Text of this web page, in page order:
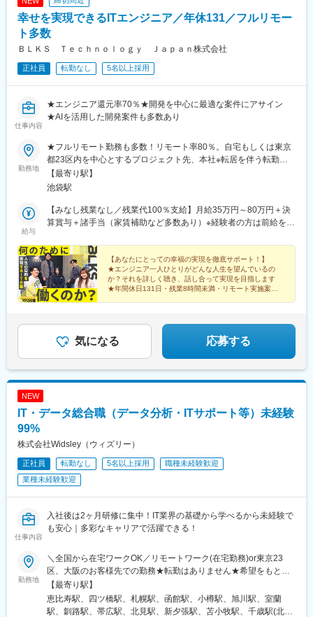
■業務詳細
・競合分析やプロダクトの優位性検証、戦略立案
・プロジェクト計画（スコープ定義、WBS、スケジュール策定）
・要件定義・詳細仕様整理、エンジニア／デザイナー／ビジネス
・進捗・課題・リスク・品質管理の推進
・プロジェクト成果の効果検証、改善提案・プロセス最適化
当社はDMMチャットブーストCVというサービスを皮切りに一気
に拡大フェーズへと向かっており、複数のプロダクトを並行して
育てていく“第二創業期”に突入しました。新規事業のため詳細を求
人に記載することはできませんが、次の柱となる事業を作るべ
く、蓄積してきたAIの知見をもとに、複数のAIエージェントが協
調して高度な処理を行う「AIマルチエージェント」技術を用いた
新規事業開発を推進しています。代表やCTOと共に、企業の柱と
■組織構成
CEO・CTO直下の新規事業部で、PjM3名、BizDev2名、AI R&D6
名、開発12名、デザイナー1名で構成。
・経営層やトップエンジニアと直接議論しながら事業を推進
・大手グループの基盤×スタートアップのスピード感
・最先端AI活用プロダクトの開発に深く携われる
変更の範囲：会社の定める業務
幸せを実現できるITエンジニア／年休131／フルリモー
ト多数
ＢＬＫＳ Ｔｅｃｈｎｏｌｏｇｙ Ｊａｐａｎ株式会社
正社員 転勤なし 5名以上採用
仕事内容
★エンジニア還元率70％★開発を中心に最適な案件にアサイン
★AIを活用した開発案件も多数あり
勤務地
★フルリモート勤務も多数！リモート率80％。自宅もしくは東京
都23区内を中心とするプロジェクト先、本社※転居を伴う転勤は
ありません。＜本社＞東京都豊島区南池袋1-27-10 油木第一ビル
９階（アクセス）・JR・東京メトロ各線「池袋駅」東口より徒歩
【最寄り駅】
池袋駅
給与
【みなし残業なし／残業代100％支給】月給35万円～80万円＋決
算賞与＋諸手当（家賃補助など多数あり）※経験者の方は前給を考
ほどの経験者も大歓迎です！【エンジニア還元率は70％】◆単価
の70％を給与や手当などに還元し、収入面でもご満足いただける
環境を整えています。【モデル年収例】★460万円/開発エンジニ
ア（Java / 詳細設計）★630万円/クラウドエンジニア（AWS / 設
計）★800万円/開発エンジニア（Java / 要件定義）
【あなたにとっての幸福の実現を徹底サポート！】
★エンジニア一人ひとりがどんな人生を望んでいるの
か？それを詳しく聴き、話し合って実現を目指します
★年間休日131日・残業8時間未満・リモート実施案件8
気になる 応募する
NEW
IT・データ総合職（データ分析・ITサポート等）未経験
99%
株式会社Widsley（ウィズリー）
正社員 転勤なし 5名以上採用
職種未経験歓迎
業種未経験歓迎
仕事内容
入社後は2ヶ月研修に集中！IT業界の基礎から学べるから未経験で
も安心｜多彩なキャリアで活躍できる！
勤務地
＼全国から在宅ワークOK／リモートワーク(在宅勤務)or東京23
区、大阪のお客様先での勤務★転勤はありません★希望をもとに
配属先を決定します★リモートワーク率5割★フルリモートの場合
は通勤不要※入社後2ヶ月研修は東京にて実施、その後はスキルに
応じてリモートワーク可※研修終了後も東京本社での勤務が必要な
【最寄り駅】
恵比寿駅、四ツ橋駅、札幌駅、函館駅、小樽駅、旭川駅、室蘭
駅、釧路駅、帯広駅、北見駅、新夕張駅、苫小牧駅、千歳駅(北海